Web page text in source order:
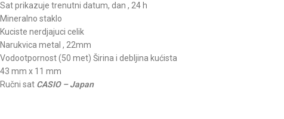
Sat prikazuje trenutni datum, dan , 24 h
Mineralno staklo
Kuciste nerdjajuci celik
Narukvica metal , 22mm
Vodootpornost (50 met) Širina i debljina kućista
43 mm x 11 mm
Ručni sat CASIO – Japan